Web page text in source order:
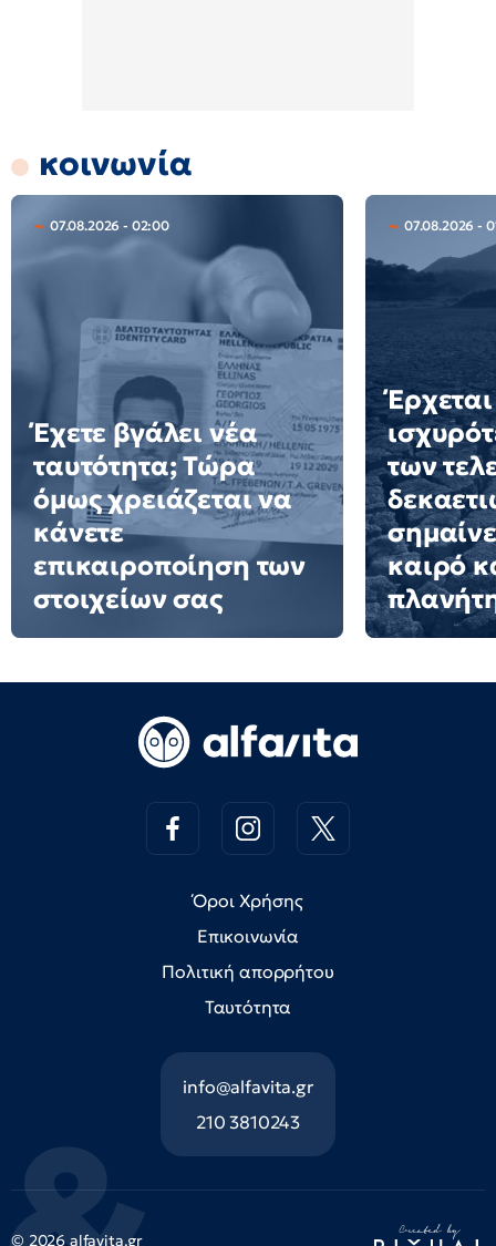
κοινωνία
07.08.2026 - 02:00
Έχετε βγάλει νέα
ταυτότητα; Τώρα
όμως χρειάζεται να
κάνετε
επικαιροποίηση των
στοιχείων σας
07.08.2026 -
των
καιρό
Όροι Χρήσης
Επικοινωνία
Πολιτική απορρήτου
Ταυτότητα
info@alfavita.gr
210 3810243
© 2026 alfavita.gr